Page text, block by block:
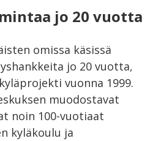
jo 20 vuotta
omissa käsissä
jo 20 vuotta,
vuonna 1999.
muodostavat
noin 100-vuotiaat
kyläkoulu ja